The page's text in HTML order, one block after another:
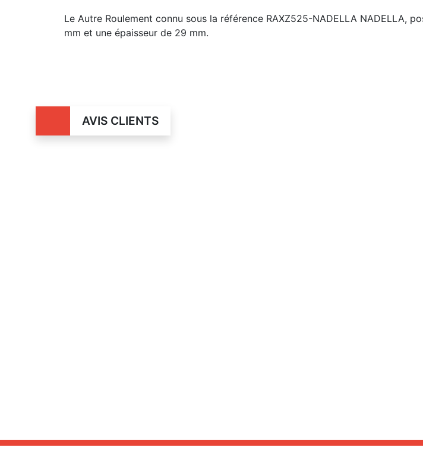
Le Autre Roulement connu sous la référence RAXZ525-NADELLA NADELLA,
mm et une épaisseur de 29 mm.
AVIS CLIENTS